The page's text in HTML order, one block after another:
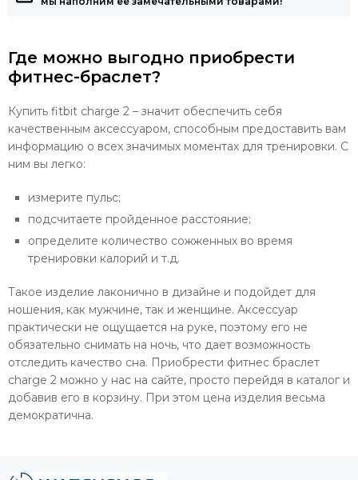
Где можно выгодно приобрести
фитнес-браслет?
Купить fitbit charge 2 – значит обеспечить себя
качественным аксессуаром, способным предоставить вам
информацию о всех значимых моментах для тренировки. С
ним вы легко:
измерите пульс;
подсчитаете пройденное расстояние;
определите количество сожженных во время
тренировки калорий и т.д.
Такое изделие лаконично в дизайне и подойдет для
ношения, как мужчине, так и женщине. Аксессуар
практически не ощущается на руке, поэтому его не
обязательно снимать на ночь, что дает возможность
отследить качество сна. Приобрести фитнес браслет
charge 2 можно у нас на сайте, просто перейдя в каталог и
добавив его в корзину. При этом цена изделия весьма
демократична.